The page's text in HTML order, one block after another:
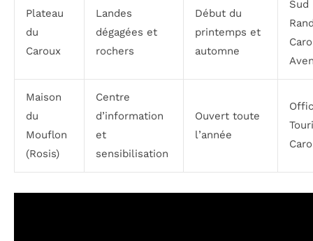
Plateau
du
Caroux
Landes
dégagées et
rochers
Début du
printemps et
automne
Sud
Maison
du
Mouflon
(Rosis)
Centre
d’information
et
sensibilisation
Ouvert toute
l’année